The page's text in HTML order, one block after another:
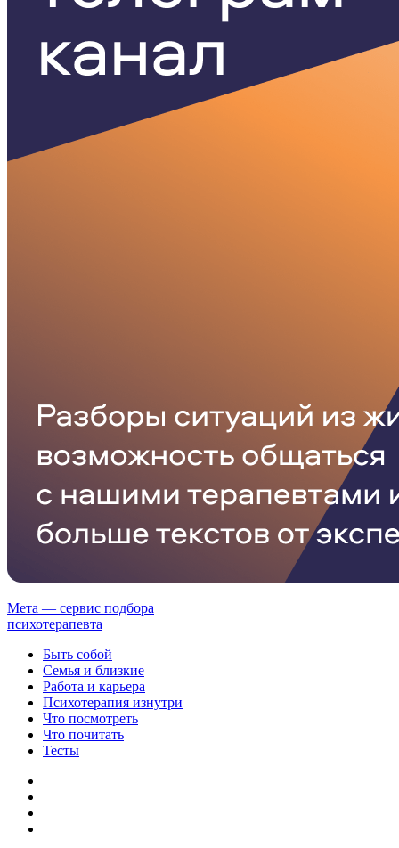
Мета — сервис подбора
психотерапевта
Быть собой
Семья и близкие
Работа и карьера
Психотерапия изнутри
Что посмотреть
Что почитать
Тесты